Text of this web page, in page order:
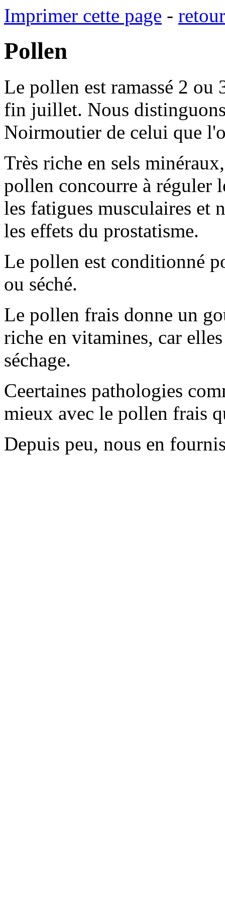
Imprimer cette page -
Pollen
Le pollen est ramassé 2 ou
fin juillet. Nous
Noirmoutier de celui que
Très riche en sels
pollen concourre à réguler
les fatigues musculaires et
les effets du prostatisme.
Le pollen est conditionné
ou séché.
Le pollen frais donne un
riche en vitamines, car
séchage.
Ceertaines pathologies
mieux avec le pollen frais
Depuis peu, nous en